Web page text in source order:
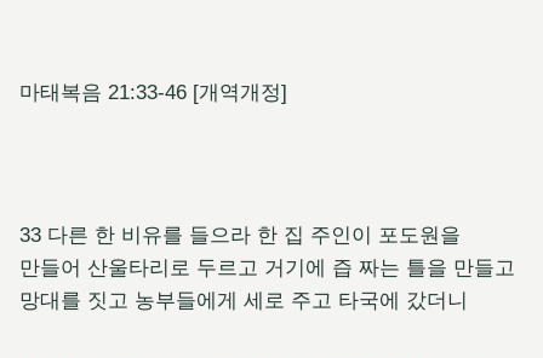
마태복음 21:33-46 [개역개정]
33 다른 한 비유를 들으라 한 집 주인이 포도원을
만들어 산울타리로 두르고 거기에 즙 짜는 틀을 만들고
망대를 짓고 농부들에게 세로 주고 타국에 갔더니